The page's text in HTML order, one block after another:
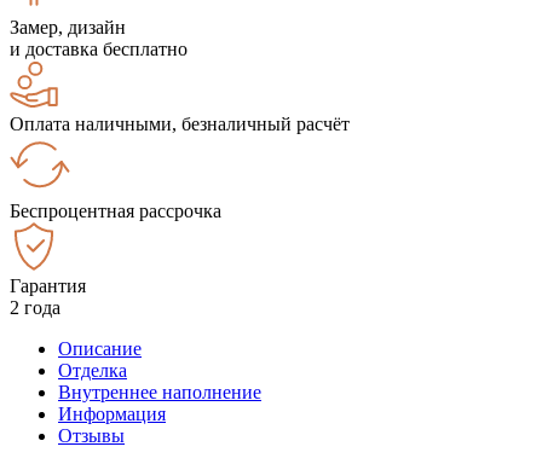
Замер, дизайн
и доставка бесплатно
Оплата наличными, безналичный расчёт
Беспроцентная рассрочка
Гарантия
2 года
Описание
Отделка
Внутреннее наполнение
Информация
Отзывы